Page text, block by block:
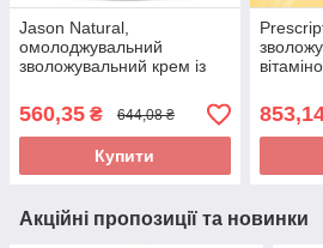
Jason Natural,
омолоджувальний
зволожувальний крем із
113 г (4 унції) оригінал
560,35 ₴ 644,08 ₴
Купити
(2,25
Акційні пропозиції та новинки